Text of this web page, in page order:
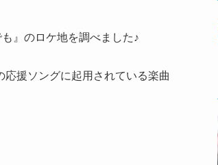
』 のロケ地を調べました♪
援ソングに起用されている楽曲